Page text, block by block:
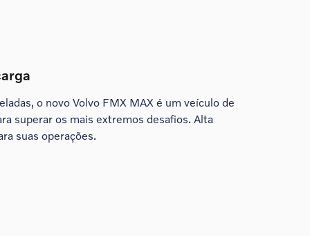
o novo Volvo FMX MAX é um veículo de
superar os mais extremos desafios. Alta
suas operações.